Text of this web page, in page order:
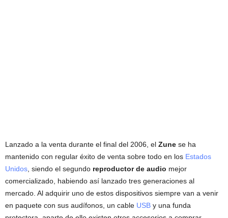
Lanzado a la venta durante el final del 2006, el Zune se ha
mantenido con regular éxito de venta sobre todo en los Estados
Unidos , siendo el segundo reproductor de audio mejor
comercializado, habiendo así lanzado tres generaciones al
mercado. Al adquirir uno de estos dispositivos siempre van a venir
en paquete con sus audífonos, un cable USB y una funda